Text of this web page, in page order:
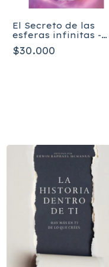
El Secreto de las
esferas infinitas -
Fresia Castro
$30.000